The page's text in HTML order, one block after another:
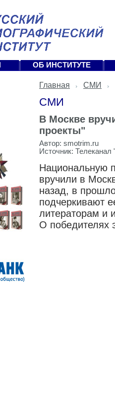
ОБ ИНСТИТУТЕ
Главная СМИ
СМИ
В Москве
проекты"
Автор: smotrim.ru
Источник: Телеканал
Национальную
вручили в
назад, в
подчеркивают
литераторам и
О победителях